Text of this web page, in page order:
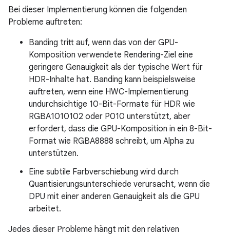
Bei dieser Implementierung können die folgenden
Probleme auftreten:
Banding tritt auf, wenn das von der GPU-
Komposition verwendete Rendering-Ziel eine
geringere Genauigkeit als der typische Wert für
HDR-Inhalte hat. Banding kann beispielsweise
auftreten, wenn eine HWC-Implementierung
undurchsichtige 10-Bit-Formate für HDR wie
RGBA1010102 oder P010 unterstützt, aber
erfordert, dass die GPU-Komposition in ein 8-Bit-
Format wie RGBA8888 schreibt, um Alpha zu
unterstützen.
Eine subtile Farbverschiebung wird durch
Quantisierungsunterschiede verursacht, wenn die
DPU mit einer anderen Genauigkeit als die GPU
arbeitet.
Jedes dieser Probleme hängt mit den relativen